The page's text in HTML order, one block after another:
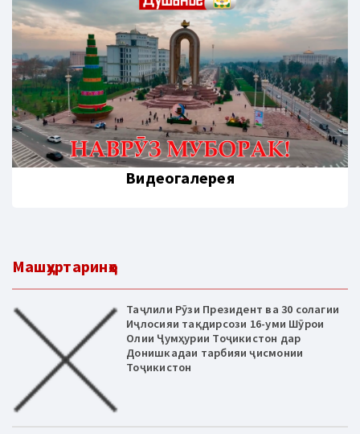
Видеогалерея
Машҳуртаринҳо
Таҷлили Рӯзи Президент ва 30 солагии
Иҷлосияи тақдирсози 16-уми Шӯрои
Олии Ҷумҳурии Тоҷикистон дар
Донишкадаи тарбияи ҷисмонии
Тоҷикистон